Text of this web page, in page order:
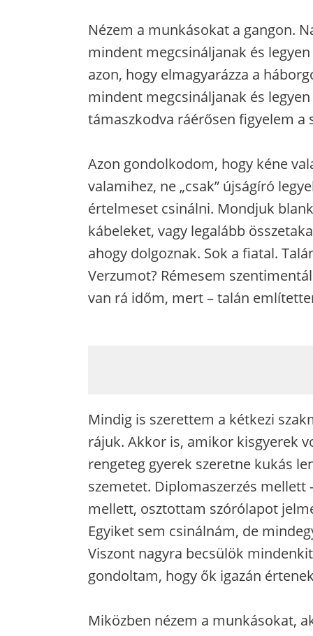
Nézem a munkásokat a gangon.
mindent megcsináljanak és
azon, hogy elmagyarázza a
mindent megcsináljanak és
támaszkodva ráérősen figyelem
Azon gondolkodom, hogy kéne
valamihez, ne „csak” újságíró
értelmeset csinálni. Mondjuk
kábeleket, vagy legalább
ahogy dolgoznak. Sok a fiatal.
Verzumot? Rémesem
van rá időm, mert – talán
Mindig is szerettem a kétkezi
rájuk. Akkor is, amikor kisgyerek
rengeteg gyerek szeretne kukás
szemetet. Diplomaszerzés
mellett, osztottam szórólapot
Egyiket sem csinálnám, de
Viszont nagyra becsülök
gondoltam, hogy ők igazán
Miközben nézem a munkásokat,